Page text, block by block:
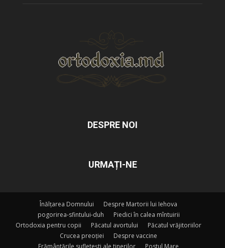
DESPRE NOI
URMAȚI-NE
Înălțarea Domnului
Despre Martorii lui Iehova
pogorirea-sfintului-duh
Piedici în calea mîntuirii
Ortodoxia pentru copii
Păcatul avortului
Păcatul vrăjitoriilor
Crucea preoției
Despre vaccine